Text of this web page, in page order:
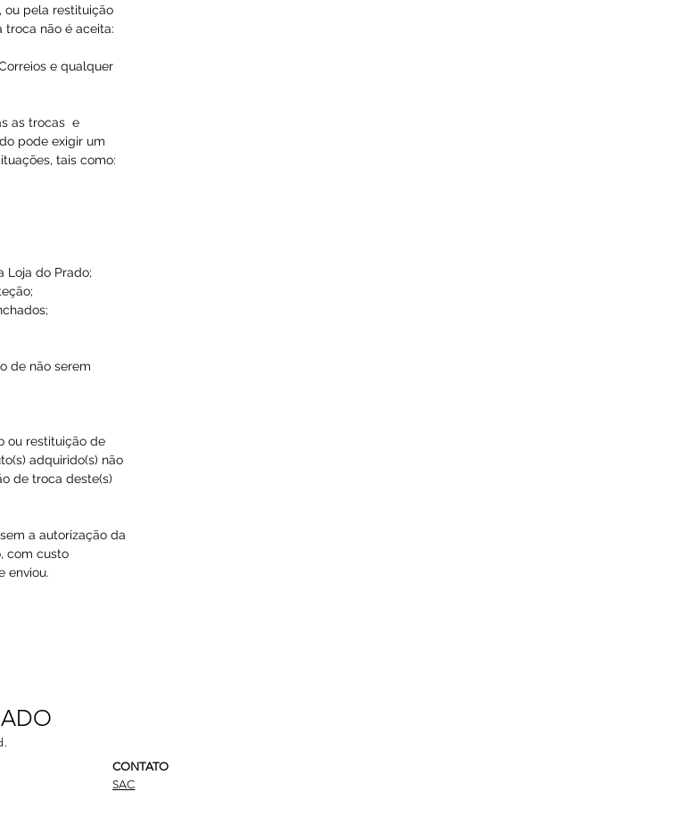
pela restituição
não é aceita:
e qualquer
as trocas e
pode exigir um
tais como:
Loja do Prado;
de não serem
ou restituição de
adquirido(s) não
de troca deste(s)
a autorização da
com custo
enviou.​
CONTATO
SAC